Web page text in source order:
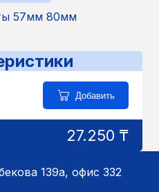
57мм 80мм
Добавить
27.250 ₸
139а, офис 332